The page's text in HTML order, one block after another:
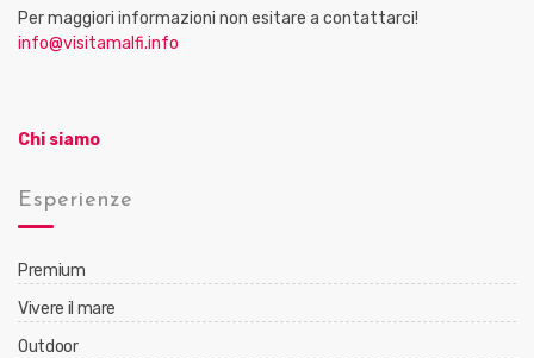
Per maggiori informazioni non esitare a contattarci!
info@visitamalfi.info
Chi siamo
Esperienze
Premium
Vivere il mare
Outdoor